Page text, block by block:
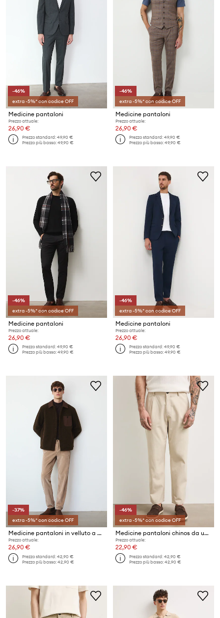
-46%
extra -5%* con codice OFF
Medicine pantaloni
Prezzo attuale:
26,90 €
Prezzo standard:49,90 €
Prezzo più basso:49,90 €
-46%
extra -5%* con codice OFF
Medicine pantaloni
Prezzo attuale:
26,90 €
Prezzo standard:49,90 €
Prezzo più basso:49,90 €
-46%
extra -5%* con codice OFF
Medicine pantaloni
Prezzo attuale:
26,90 €
Prezzo standard:49,90 €
Prezzo più basso:49,90 €
-46%
extra -5%* con codice OFF
Medicine pantaloni
Prezzo attuale:
26,90 €
Prezzo standard:49,90 €
Prezzo più basso:49,90 €
-37%
extra -5%* con codice OFF
Medicine pantaloni in velluto a coste
Prezzo attuale:
26,90 €
Prezzo standard:42,90 €
Prezzo più basso:42,90 €
-46%
extra -5%* con codice OFF
Medicine pantaloni chinos da uomo con lyocell
Prezzo attuale:
22,90 €
Prezzo standard:42,90 €
Prezzo più basso:42,90 €